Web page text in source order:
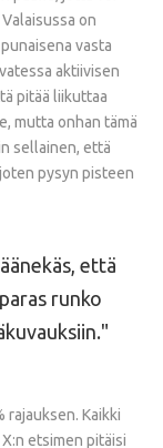
on
vasta
aktiivisen
pitää liikuttaa
mutta onhan tämä
sellainen, että
pysyn pisteen
että
runko
Kaikki
etsimen pitäisi